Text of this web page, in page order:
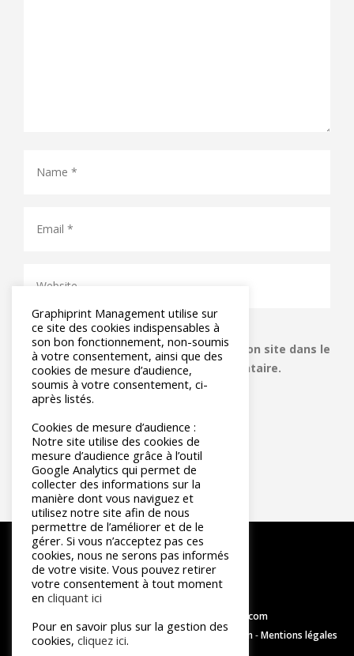
Enregistrer mon nom, mon e-mail et mon site dans le
navigateur pour mon prochain commentaire.
contact@graphiprint-management.com
© 2026 - Réalisation Intersection Conseil et création-Mentions légales
Graphiprint Management utilise sur
ce site des cookies indispensables à
son bon fonctionnement, non-soumis
à votre consentement, ainsi que des
cookies de mesure d’audience,
soumis à votre consentement, ci-
après listés.
Cookies de mesure d’audience :
Notre site utilise des cookies de
mesure d’audience grâce à l’outil
Google Analytics qui permet de
collecter des informations sur la
manière dont vous naviguez et
utilisez notre site afin de nous
permettre de l’améliorer et de le
gérer. Si vous n’acceptez pas ces
cookies, nous ne serons pas informés
de votre visite. Vous pouvez retirer
votre consentement à tout moment
en cliquant ici
Pour en savoir plus sur la gestion des
cookies, cliquez ici.